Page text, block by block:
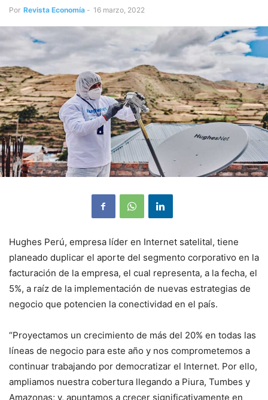
Por Revista Economía - 16 marzo, 2022
Hughes Perú, empresa líder en Internet satelital, tiene
planeado duplicar el aporte del segmento corporativo en la
facturación de la empresa, el cual representa, a la fecha, el
5%, a raíz de la implementación de nuevas estrategias de
negocio que potencien la conectividad en el país.
“Proyectamos un crecimiento de más del 20% en todas las
líneas de negocio para este año y nos comprometemos a
continuar trabajando por democratizar el Internet. Por ello,
ampliamos nuestra cobertura llegando a Piura, Tumbes y
Amazonas; y, apuntamos a crecer significativamente en